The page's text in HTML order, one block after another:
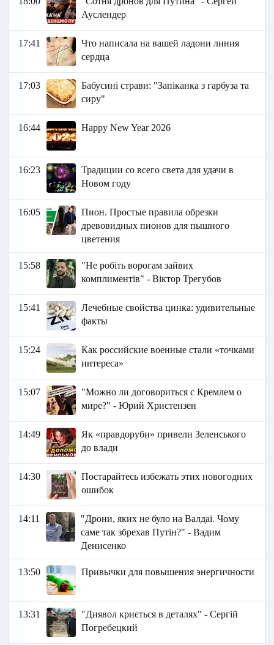
Ауслендер
17:41
Что написала на вашей ладони линия
сердца
17:03
Бабусині страви: "Запіканка з гарбуза та
сиру"
16:44 Happy New Year 2026
16:23
Традиции со всего света для удачи в
Новом году
16:05
Пион. Простые правила обрезки
древовидных пионов для пышного
цветения
15:58
"Не робіть ворогам зайвих
комплиментів" - Віктор Трегубов
15:41
Лечебные свойства цинка: удивительные
факты
15:24
Как российские военные стали «точками
интереса»
15:07
"Можно ли договориться с Кремлем о
мире?" - Юрий Христензен
14:49
Як «правдоруби» привели Зеленського
до влади
14:30
Постарайтесь избежать этих новогодних
ошибок
14:11
"Дрони, яких не було на Валдаі. Чому
саме так збрехав Путін?" - Вадим
Денисенко
13:50 Привычки для повышения энергичности
13:31
"Диявол криється в деталях" - Сергій
Погребе цкий